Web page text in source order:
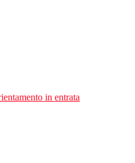
in entrata